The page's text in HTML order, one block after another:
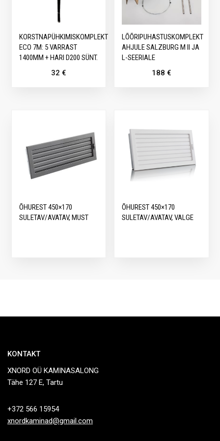
KORSTNAPÜHKIMISKOMPLEKT
ECO 7M: 5 VARRAST
1400MM + HARI D200 SÜNT.
32 €
LÕÕRIPUHASTUSKOMPLEKT
AHJULE SALZBURG M II JA
L-SEERIALE
188 €
ÕHUREST 450×170
SULETAV/AVATAV, MUST
ÕHUREST 450×170
SULETAV/AVATAV, VALGE
KONTAKT
XNORD OÜ KAMINASALONG
Tähe 127 E, Tartu
+372 566 15954
xnordkaminad@gmail.com